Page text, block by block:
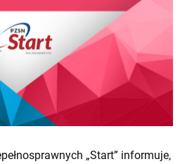
„Start” informuje,